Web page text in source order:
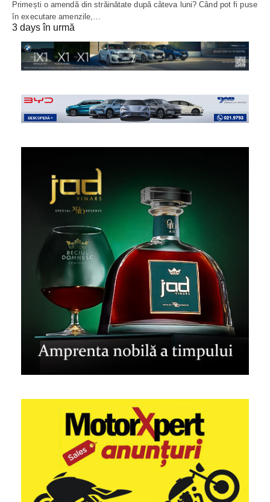
Primești o amendă din străinătate după câteva luni? Când pot fi puse
în executare amenzile,…
3 days în urmă